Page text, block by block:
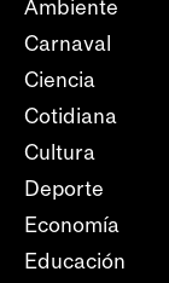
Ambiente
Carnaval
Ciencia
Cotidiana
Cultura
Deporte
Economía
Educación